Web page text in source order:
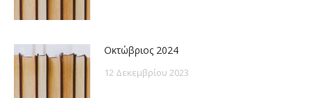
Οκτώβριος 2024
12 Δεκεμβρίου 2023